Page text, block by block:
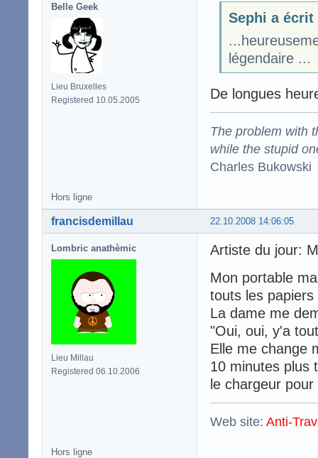
Belle Geek
Lieu Bruxelles
Registered 10.05.2005
Sephi a écrit
légendaire ...
De longues
The problem with
while the stupid
Charles Bukowski
Hors ligne
22.10.2008 14:06:05
francisdemillau
Lombric anathèmic
Lieu Millau
Registered 06.10.2006
Artiste du jour:
Mon portable
touts les
La dame me
"Oui, oui, y'a
Elle me change
10 minutes plus
le chargeur
Web site: Anti-
Hors ligne